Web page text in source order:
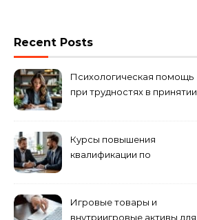
Recent Posts
Психологическая помощь
при трудностях в принятии
Курсы повышения
квалификации по
Игровые товары и
внутриигровые активы для